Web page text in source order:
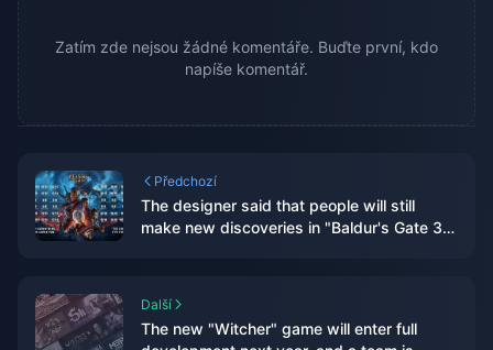
Zatím zde nejsou žádné komentáře. Buďte první, kdo
napíše komentář.
Předchozí
The designer said that people will still
make new discoveries in "Baldur's Gate 3"
Další
The new "Witcher" game will enter full